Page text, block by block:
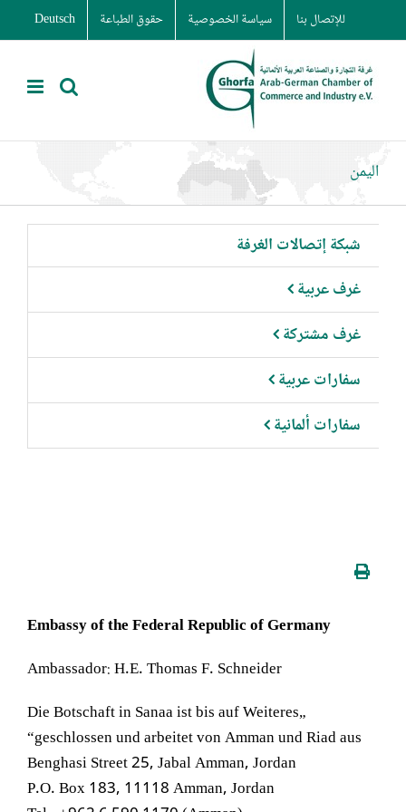
to
content
للإتصال بنا سياسة الخصوصية حقوق الطباعة Deutsch
اليمن
Embassy of the Federal Republic of Germany
Ambassador: H.E. Thomas F. Schneider
„Die Botschaft in Sanaa ist bis auf Weiteres
geschlossen und arbeitet von Amman und Riad aus“
Benghasi Street 25, Jabal Amman, Jordan
P.O. Box 183, 11118 Amman, Jordan
شبكة إتصالات الغرفة
غرف عربية
غرف مشتركة
سفارات عربية
سفارات ألمانية